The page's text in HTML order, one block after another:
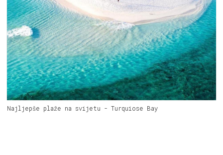
Najljepše plaže na svijetu - Turquiose Bay